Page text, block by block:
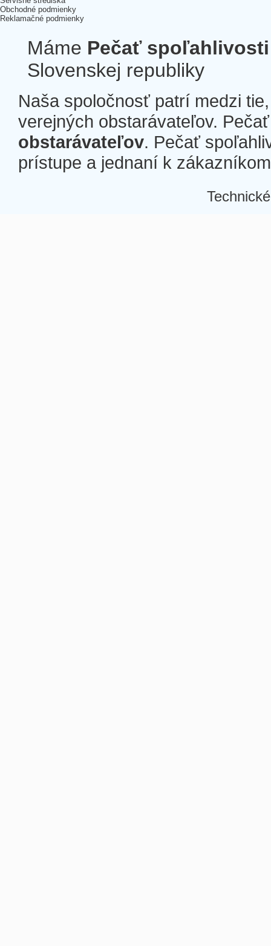
Obchodné podmienky
Reklamačné podmienky
Máme Pečať spoľahlivosti
Slovenskej republiky
Naša spoločnosť patrí medzi
verejných obstarávateľov.
obstarávateľov. Pečať
prístupe a jednaní k